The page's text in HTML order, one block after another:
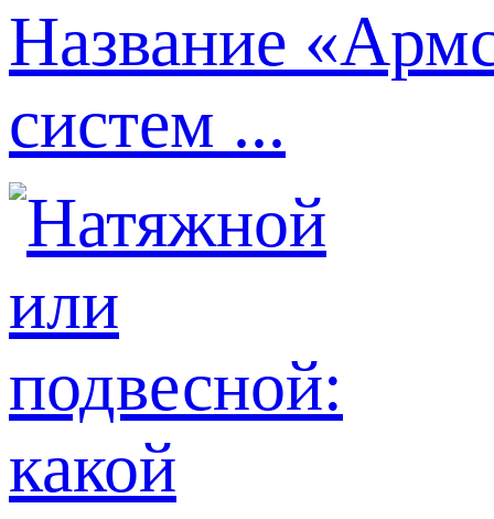
Название
систем ...